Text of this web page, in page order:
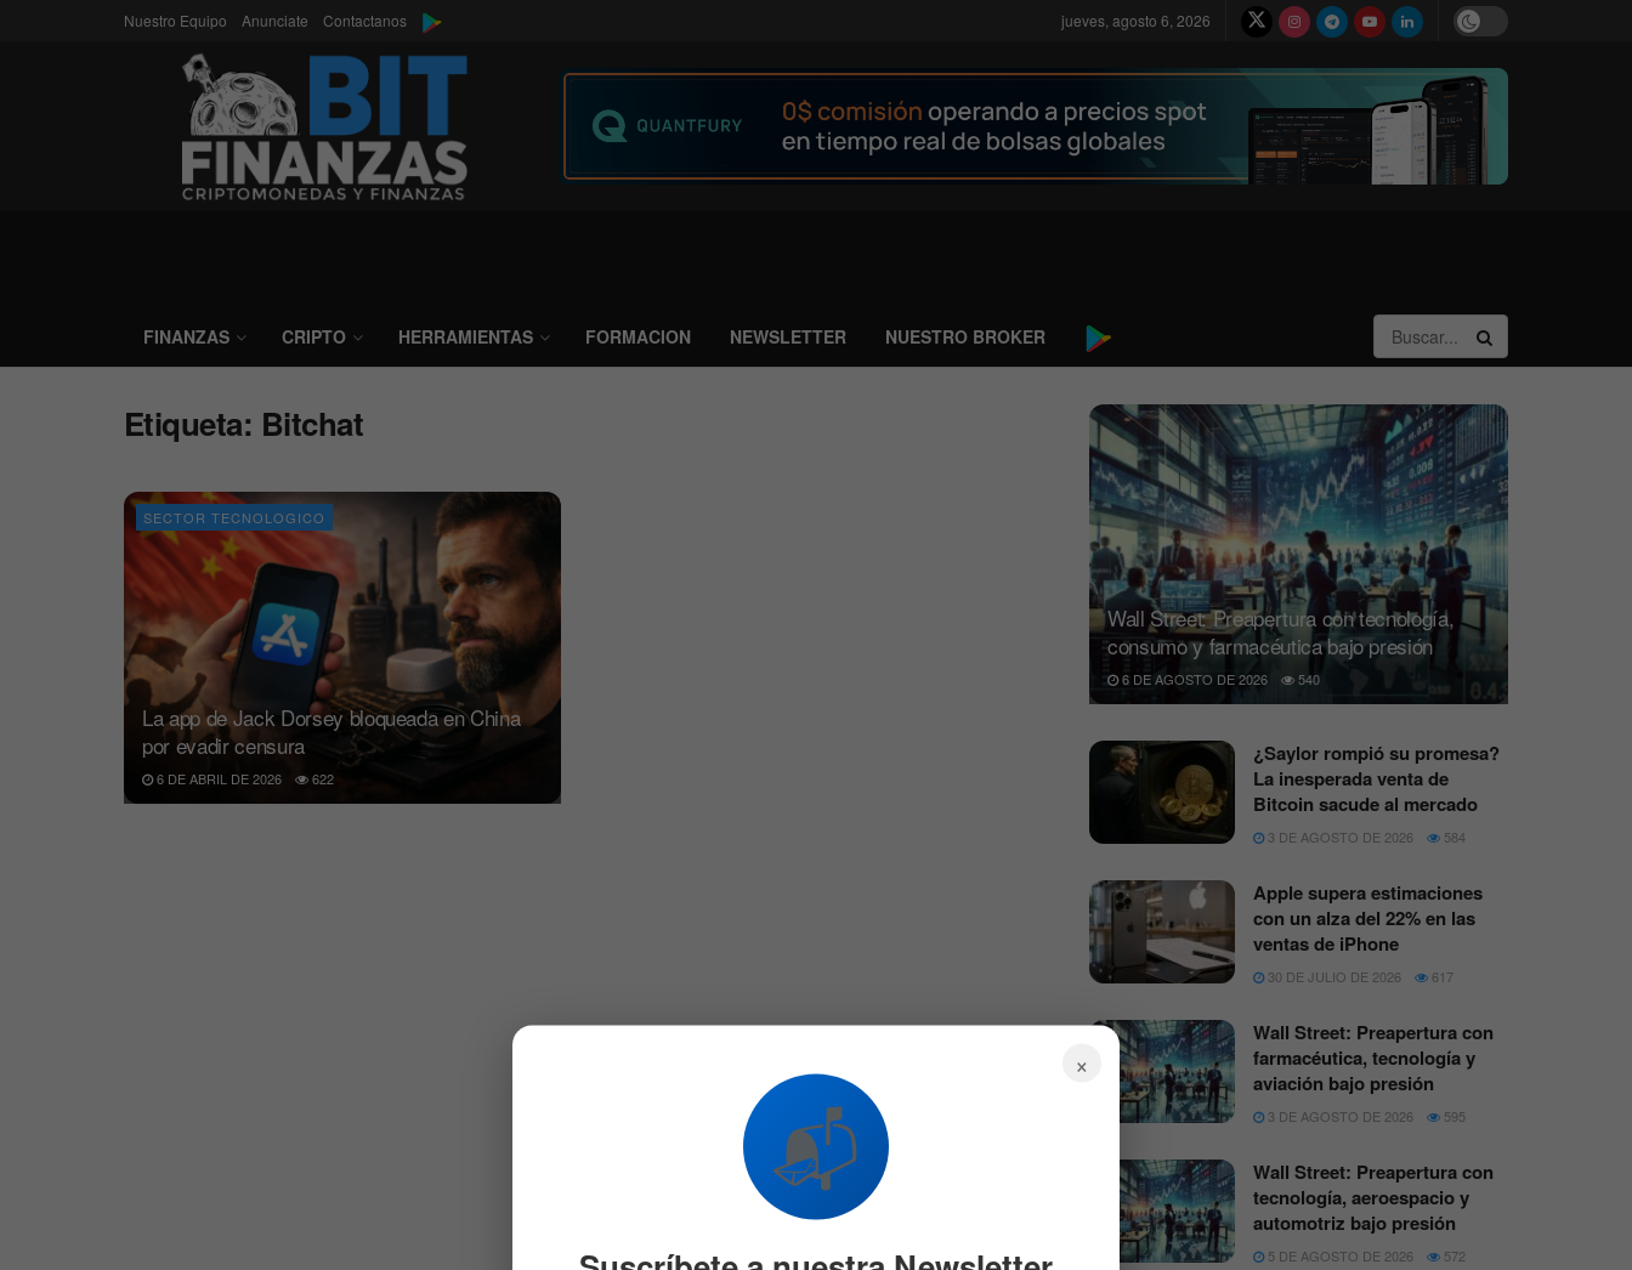
Nuestro Equipo Anunciate Contactanos jueves, agosto 6, 2026
FINANZAS CRIPTO HERRAMIENTAS FORMACION NEWSLETTER NUESTRO BROKER
Etiqueta: Bitchat
SECTOR TECNOLOGICO
La app de Jack Dorsey bloqueada en China
por evadir censura
6 DE ABRIL DE 2026 622
Wall Street: Preapertura con tecnología,
consumo y farmacéutica bajo presión
6 DE AGOSTO DE 2026 540
¿Saylor rompió su promesa?
La inesperada venta de
Bitcoin sacude al mercado
3 DE AGOSTO DE 2026 584
Apple supera estimaciones
con un alza del 22% en las
ventas de iPhone
30 DE JULIO DE 2026 617
Wall Street: Preapertura con
farmacéutica, tecnología y
aviación bajo presión
3 DE AGOSTO DE 2026 595
Wall Street: Preapertura con
tecnología, aeroespacio y
automotriz bajo presión
5 DE AGOSTO DE 2026 572
×
📬